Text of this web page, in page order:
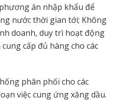
án nhập khẩu để
nước thời gian tới; Không
doanh, duy trì hoạt động
cấp đủ hàng cho các
phân phối cho các
việc cung ứng xăng dầu.